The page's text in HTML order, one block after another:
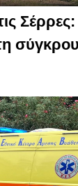
Σέρρες: